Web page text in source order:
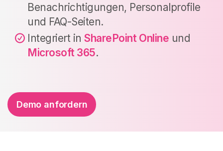
Benachrichtigungen, Personalprofile
und FAQ-Seiten.
Integriert in SharePoint Online und
Microsoft 365.
Demo anfordern